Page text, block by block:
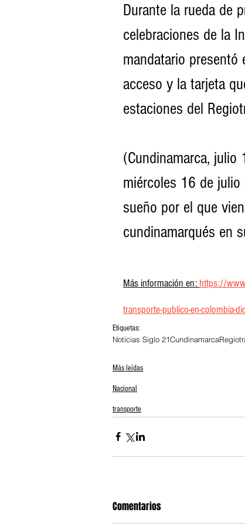
Durante la rueda de
celebraciones de la
mandatario
acceso y la tarjeta
estaciones del
(Cundinamarca,
miércoles 16 de julio
sueño por el que
cundinamarqués en
Más información en: https://
transporte-publico-en-colombia-
Etiquetas:
Noticias Siglo 21Cundinamarca
Más leídas
Nacional
transporte
Comentarios